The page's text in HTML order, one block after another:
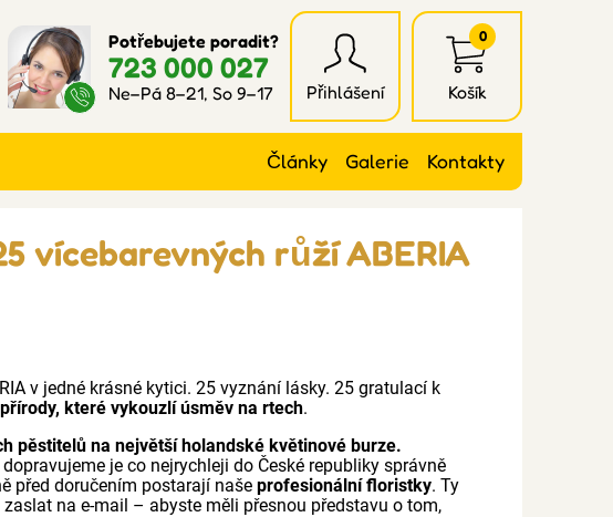
Potřebujete poradit?
723 000 027
Ne–Pá 8–21, So 9–17 Přihlášení
0
Košík
Články Galerie Kontakty
vícebarevných růží ABERIA
v jedné krásné kytici. 25 vyznání lásky. 25 gratulací k
které vykouzlí úsměv na rtech.
pěstitelů na největší holandské květinové burze.
je co nejrychleji do České republiky správně
před doručením postarají našeprofesionální floristky. Ty
na e-mail – abyste měli přesnou představu o tom,